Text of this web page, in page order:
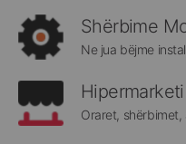
rreth
Megatek:
Shërbime
Ne jua bëjme
Hipermarketi
Oraret,